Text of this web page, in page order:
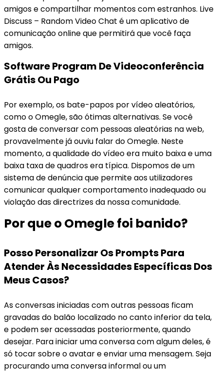
amigos e compartilhar momentos com estranhos. Live
Discuss – Random Video Chat é um aplicativo de
comunicação online que permitirá que você faça
amigos.
Software Program De Videoconferência
Grátis Ou Pago
Por exemplo, os bate-papos por vídeo aleatórios,
como o Omegle, são ótimas alternativas. Se você
gosta de conversar com pessoas aleatórias na web,
provavelmente já ouviu falar do Omegle. Neste
momento, a qualidade do vídeo era muito baixa e uma
baixa taxa de quadros era típica. Dispomos de um
sistema de denúncia que permite aos utilizadores
comunicar qualquer comportamento inadequado ou
violação das directrizes da nossa comunidade.
Por que o Omegle foi banido?
Posso Personalizar Os Prompts Para
Atender Às Necessidades Específicas Dos
Meus Casos?
As conversas iniciadas com outras pessoas ficam
gravadas do balão localizado no canto inferior da tela,
e podem ser acessadas posteriormente, quando
desejar. Para iniciar uma conversa com algum deles, é
só tocar sobre o avatar e enviar uma mensagem. Seja
procurando uma conversa informal ou um